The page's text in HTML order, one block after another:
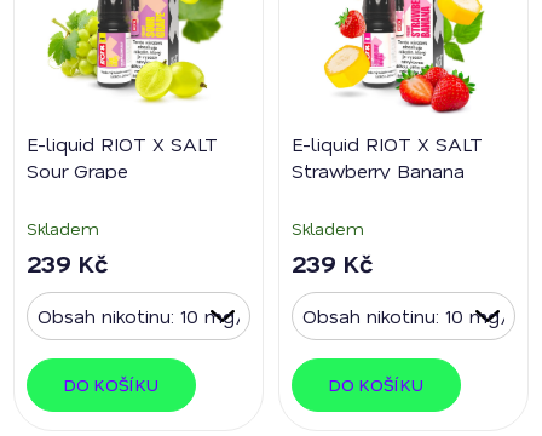
E-liquid RIOT X SALT
Sour Grape
Skladem
239 Kč
DO KOŠÍKU
E-liquid RIOT X SALT
Strawberry Banana
Skladem
239 Kč
DO KOŠÍKU